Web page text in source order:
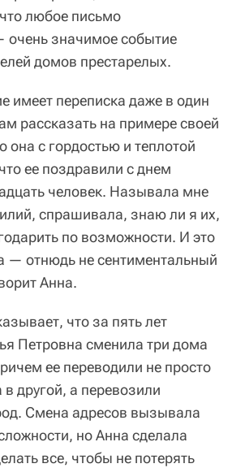
любое письмо
очень значимое событие
домов престарелых.
имеет переписка даже в один
рассказать на примере своей
она с гордостью и теплотой
ее поздравили с днем
человек. Называла мне
спрашивала, знаю ли я их,
по возможности. И это
— отнюдь не сентиментальный
Анна.
что за пять лет
Петровна сменила три дома
ее переводили не просто
другой, а перевозили
Смена адресов вызывала
но Анна сделала
все, чтобы не потерять